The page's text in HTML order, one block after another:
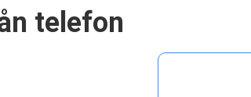
telefon